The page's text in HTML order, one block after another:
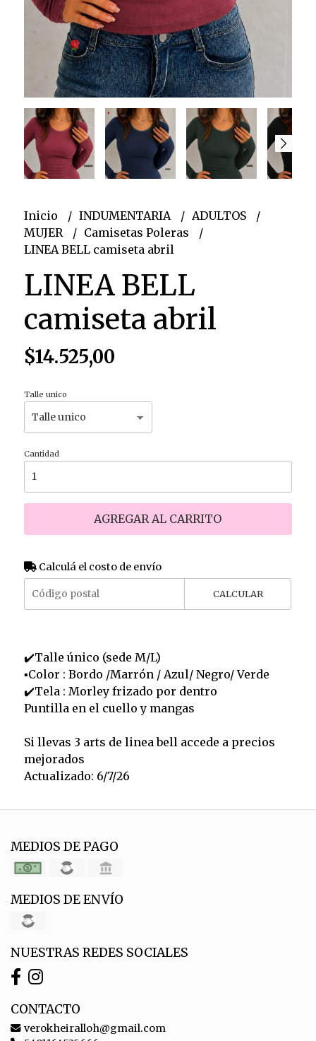
Inicio INDUMENTARIA
ADULTOS
MUJER
Camisetas Poleras
LINEA BELL camiseta abril
LINEA BELL
camiseta abril
$14.525,00
Talle unico
Cantidad
AGREGAR AL CARRITO
Calculá el costo de envío
CALCULAR
✔️Talle único (sede M/L)
▪️Color : Bordo /Marrón / Azul/ Negro/ Verde
✔️Tela : Morley frizado por dentro
Puntilla en el cuello y mangas
Si llevas 3 arts de linea bell accede a precios
mejorados
Actualizado: 6/7/26
MEDIOS DE PAGO
MEDIOS DE ENVÍO
NUESTRAS REDES SOCIALES
CONTACTO
verokheiralloh@gmail.com